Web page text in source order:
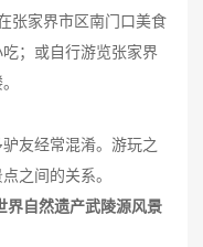
张家界市区南门口美食
；或自行游览张家界
友经常混淆。游玩之
之间的关系。
界自然遗产武陵源风景